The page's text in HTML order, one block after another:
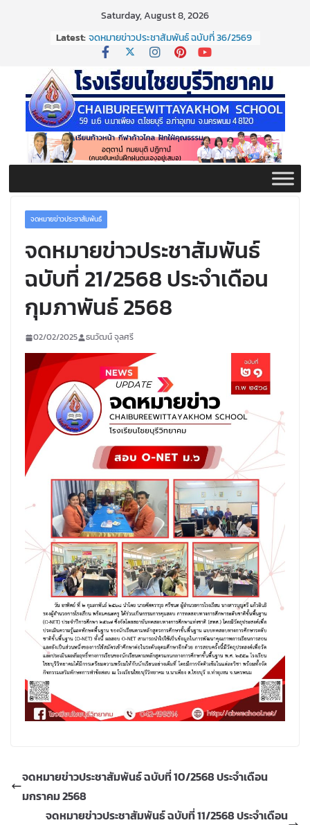
Saturday, August 8, 2026
Latest: จดหมายข่าวประชาสัมพันธ์ ฉบับที่ 36/2569
ประจำเดือนมิถุนายน 2569
กิจกรรมวันสุนทรภู่ ประจำปี ๒๕๖๙
จดหมายข่าวประชาสัมพันธ์ ฉบับที่ 38/2569
ประจำเดือนมิถุนายน 2569
จดหมายข่าวประชาสัมพันธ์ ฉบับที่ 37/2569
ประจำเดือนมิถุนายน 2569
จดหมายข่าวประชาสัมพันธ์
จดหมายข่าวประชาสัมพันธ์
ฉบับที่ 21/2568 ประจำเดือน
กุมภาพันธ์ 2568
02/02/2025 ธนวัฒน์ จุลศรี
จดหมายข่าวประชาสัมพันธ์ ฉบับที่ 10/2568 ประจำเดือน
มกราคม 2568
จดหมายข่าวประชาสัมพันธ์ ฉบับที่ 11/2568 ประจำเดือน